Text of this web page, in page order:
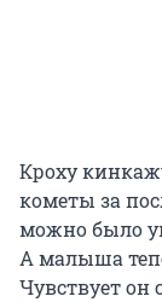
Кроху
кометы за
можно было
А малыша
Чувствует он